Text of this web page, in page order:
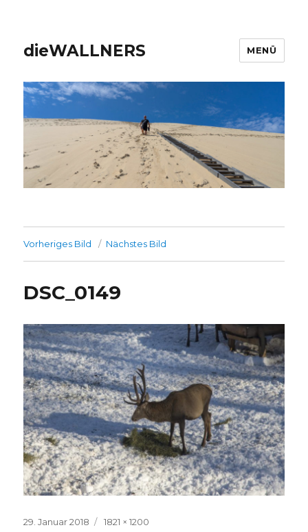
dieWALLNERS MENÜ
Vorheriges Bild Nächstes Bild
DSC_0149
Veröffentlicht
29. Januar 2018
Volle
1821 × 1200